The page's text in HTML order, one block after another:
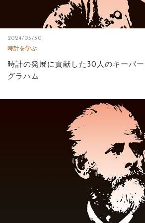
2024/03/30
時計を学ぶ
時計の発展に貢献した30人のキーパ
グラハム